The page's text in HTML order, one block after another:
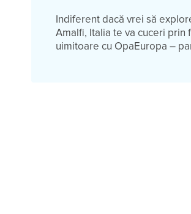
Indiferent dacă vrei să
Amalfi, Italia te va cuceri
uimitoare cu OpaEuropa –